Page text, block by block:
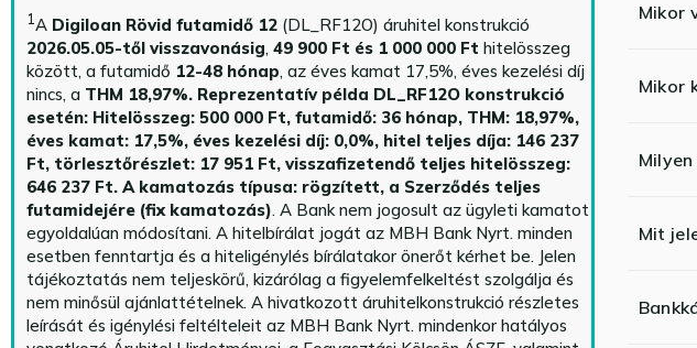
1A Digiloan Rövid futamidő 12(DL_RF12O) áruhitel konstrukció
2026.05.05-től visszavonásig, 49 900 Ft és 1 000 000 Ft hitelösszeg
között, a futamidő 12-48 hónap, az éves kamat 17,5%, éves kezelési díj
nincs, a THM 18,97%. Reprezentatív példa DL_RF12O konstrukció
esetén: Hitelösszeg: 500 000 Ft, futamidő: 36 hónap, THM: 18,97%,
éves kamat: 17,5%, éves kezelési díj: 0,0%, hitel teljes díja: 146 237
Ft, törlesztőrészlet: 17 951 Ft, visszafizetendő teljes hitelösszeg:
646 237 Ft. A kamatozás típusa: rögzített, a Szerződés teljes
futamidejére (fix kamatozás). A Bank nem jogosult az ügyleti kamatot
egyoldalúan módosítani. A hitelbírálat jogát az MBH Bank Nyrt. minden
esetben fenntartja és a hiteligénylés bírálatakor önerőt kérhet be. Jelen
tájékoztatás nem teljeskörű, kizárólag a figyelemfelkeltést szolgálja és
nem minősül ajánlattételnek. A hivatkozott áruhitelkonstrukció részletes
leírását és igénylési feltélteleit az MBH Bank Nyrt. mindenkor hatályos
Mikor
Mikor
Mit